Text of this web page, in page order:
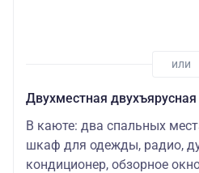
Двухместная двухъярусная
В каюте: два спальных
шкаф для одежды, радио,
кондиционер, обзорное